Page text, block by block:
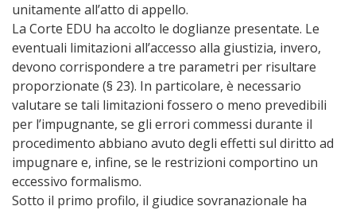
unitamente all’atto di appello.
La Corte EDU ha accolto le doglianze presentate. Le
eventuali limitazioni all’accesso alla giustizia, invero,
devono corrispondere a tre parametri per risultare
proporzionate (§ 23). In particolare, è necessario
valutare se tali limitazioni fossero o meno prevedibili
per l’impugnante, se gli errori commessi durante il
procedimento abbiano avuto degli effetti sul diritto ad
impugnare e, infine, se le restrizioni comportino un
eccessivo formalismo.
Sotto il primo profilo, il giudice sovranazionale ha